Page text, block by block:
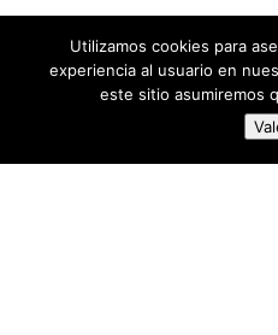
Diseñado por Centro Andaluz
Utilizamos cookies para
experiencia al usuario en
este sitio asumiremos